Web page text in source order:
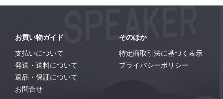
お買い物ガイド
支払いについて
発送・送料について
返品・保証について
お問合せ
そのほか
特定商取引法に基づく表示
プライバシーポリシー